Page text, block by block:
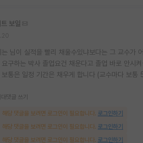
보일
님이 실적을 빨리 채울수있냐보다는 그 교수가
요구하는 박사 졸업요건 채운다고 졸업 바로 안시
보통은 일정 기간은 채우게 합니다 (교수마다 보
대댓글 쓰기
해당 댓글을 보려면 로그인이 필요합니다. 로그인하기
해당 댓글을 보려면 로그인이 필요합니다. 로그인하기
해당 댓글을 보려면 로그인이 필요합니다. 로그인하기